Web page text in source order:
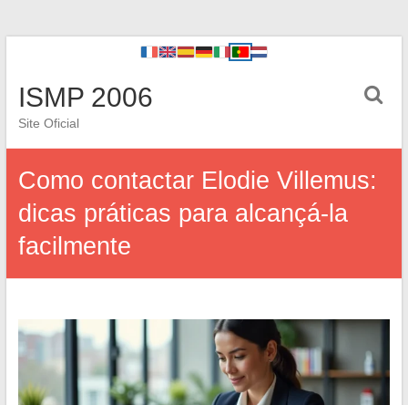
ISMP 2006
Site Oficial
Como contactar Elodie Villemus:
dicas práticas para alcançá-la
facilmente